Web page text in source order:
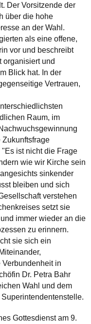
Der Vorsitzende der
über die hohe
an der Wahl.
als eine offene,
vor und beschreibt
organisiert und
Blick hat. In der
Vertrauen,
Raum, im
ist nicht die Frage
wie wir Kirche sein
sinkender
bleiben und sich
verstehen
setzt sie
immer wieder an die
zu erinnern.
sie sich ein
in
Dr. Petra Bahr
Wahl und dem
Gottesdienst am 9.